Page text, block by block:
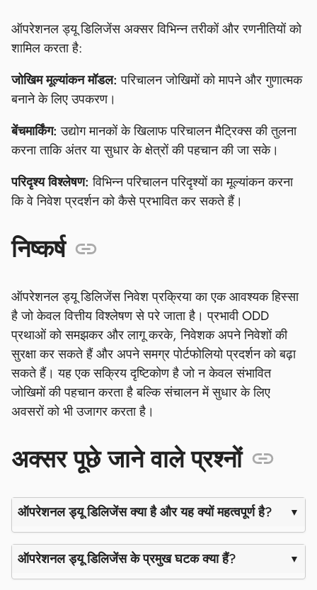
ऑपरेशनल ड्यू डिलिजेंस अक्सर विभिन्न तरीकों और रणनीतियों को
शामिल करता है:
जोखिम मूल्यांकन मॉडल: परिचालन जोखिमों को मापने और गुणात्मक
बनाने के लिए उपकरण।
बेंचमार्किंग: उद्योग मानकों के खिलाफ परिचालन मैट्रिक्स की तुलना
करना ताकि अंतर या सुधार के क्षेत्रों की पहचान की जा सके।
परिदृश्य विश्लेषण: विभिन्न परिचालन परिदृश्यों का मूल्यांकन करना
कि वे निवेश प्रदर्शन को कैसे प्रभावित कर सकते हैं।
निष्कर्ष
ऑपरेशनल ड्यू डिलिजेंस निवेश प्रक्रिया का एक आवश्यक हिस्सा
है जो केवल वित्तीय विश्लेषण से परे जाता है। प्रभावी ODD
प्रथाओं को समझकर और लागू करके, निवेशक अपने निवेशों की
सुरक्षा कर सकते हैं और अपने समग्र पोर्टफोलियो प्रदर्शन को बढ़ा
सकते हैं। यह एक सक्रिय दृष्टिकोण है जो न केवल संभावित
जोखिमों की पहचान करता है बल्कि संचालन में सुधार के लिए
अवसरों को भी उजागर करता है।
अक्सर पूछे जाने वाले प्रश्नों
ऑपरेशनल ड्यू डिलिजेंस क्या है और यह क्यों महत्वपूर्ण है?
ऑपरेशनल ड्यू डिलिजेंस के प्रमुख घटक क्या हैं?